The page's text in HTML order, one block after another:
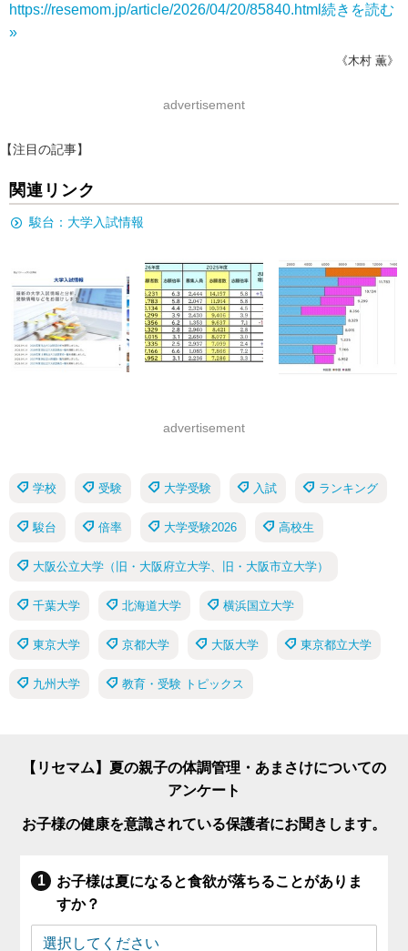
https://resemom.jp/article/2026/04/20/85840.html 続きを読む
»
《木村 薫》
advertisement
【注目の記事】
関連リンク
駿台：大学入試情報
advertisement
学校 受験 大学受験 入試 ランキング
駿台 倍率 大学受験2026 高校生
大阪公立大学（旧・大阪府立大学、旧・大阪市立大学）
千葉大学 北海道大学 横浜国立大学
東京大学 京都大学 大阪大学 東京都立大学
九州大学 教育・受験 トピックス
【リセマム】夏の親子の体調管理・あまさけについての
アンケート
お子様の健康を意識されている保護者にお聞きします。
お子様は夏になると食欲が落ちることがありま
すか？